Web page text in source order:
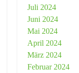
Juli 2024
Juni 2024
Mai 2024
April 2024
März 2024
Februar 2024